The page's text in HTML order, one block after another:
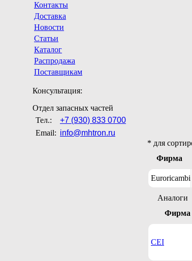
Контакты
Доставка
Новости
Статьи
Каталог
Распродажа
Поставщикам
Консультация:
Отдел запасных частей
Тел.:
+7 (930) 833 0700
Email: info@mhtron.ru
* для
Фирма
Euroricambi
Аналоги
Фирма
CEI